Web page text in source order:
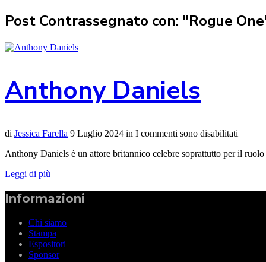
Post Contrassegnato con: "Rogue
Anthony Daniels
di Jessica Farella 9 Luglio 2024 in I commenti sono disabilitati
Anthony Daniels è un attore britannico celebre soprattutto per il
Leggi di più
Informazioni
Chi siamo
Stampa
Espositori
Sponsor